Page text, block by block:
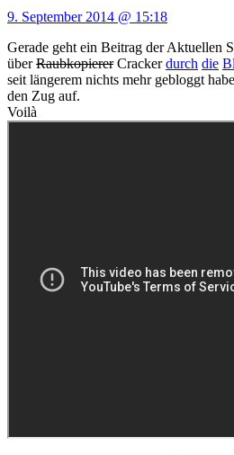
9. September 2014 @ 15:18
Gerade geht ein Beitrag der Aktuellen
überRaubkopiererCrackerdurch die
seit längerem nichts mehr gebloggt
den Zug auf.
Voilà